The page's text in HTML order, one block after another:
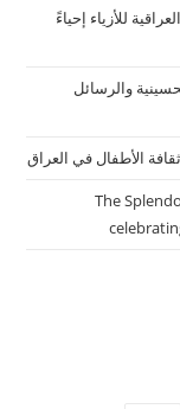
للأزياء إحياءً
والرسائل
الأطفال في العراق
“The